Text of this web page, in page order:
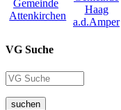
VG Suche
suchen